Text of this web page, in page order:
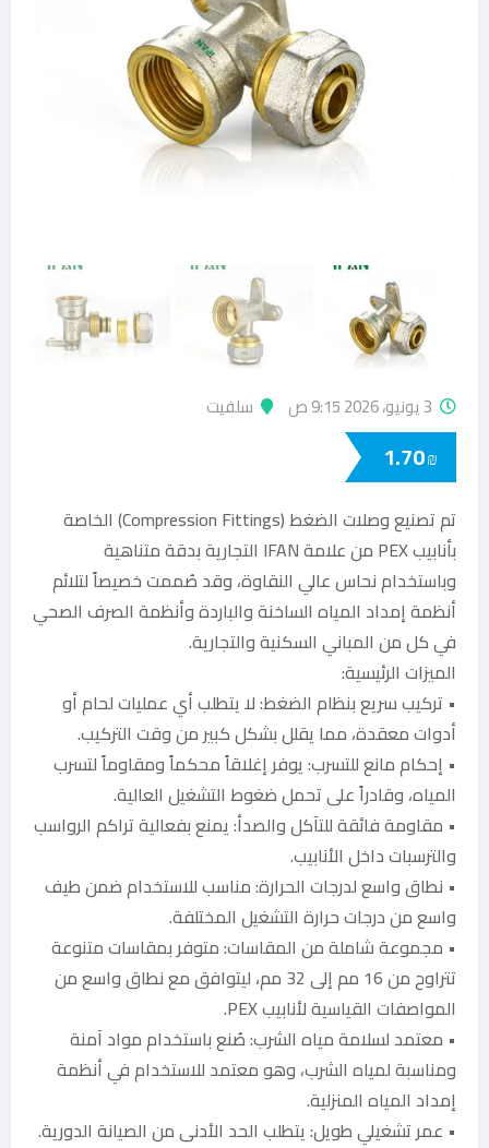
3 يونيو، 2026 9:15 ص سلفيت
1.70₪
تم تصنيع وصلات الضغط (Compression Fittings) الخاصة
بأنابيب PEX من علامة IFAN التجارية بدقة متناهية
وباستخدام نحاس عالي النقاوة، وقد صُممت خصيصاً لتلائم
أنظمة إمداد المياه الساخنة والباردة وأنظمة الصرف الصحي
في كل من المباني السكنية والتجارية.
الميزات الرئيسية:
• تركيب سريع بنظام الضغط: لا يتطلب أي عمليات لحام أو
أدوات معقدة، مما يقلل بشكل كبير من وقت التركيب.
• إحكام مانع للتسرب: يوفر إغلاقاً محكماً ومقاوماً لتسرب
المياه، وقادراً على تحمل ضغوط التشغيل العالية.
• مقاومة فائقة للتآكل والصدأ: يمنع بفعالية تراكم الرواسب
والترسبات داخل الأنابيب.
• نطاق واسع لدرجات الحرارة: مناسب للاستخدام ضمن طيف
واسع من درجات حرارة التشغيل المختلفة.
• مجموعة شاملة من المقاسات: متوفر بمقاسات متنوعة
تتراوح من 16 مم إلى 32 مم، ليتوافق مع نطاق واسع من
المواصفات القياسية لأنابيب PEX.
• معتمد لسلامة مياه الشرب: صُنع باستخدام مواد آمنة
ومناسبة لمياه الشرب، وهو معتمد للاستخدام في أنظمة
إمداد المياه المنزلية.
• عمر تشغيلي طويل: يتطلب الحد الأدنى من الصيانة الدورية.